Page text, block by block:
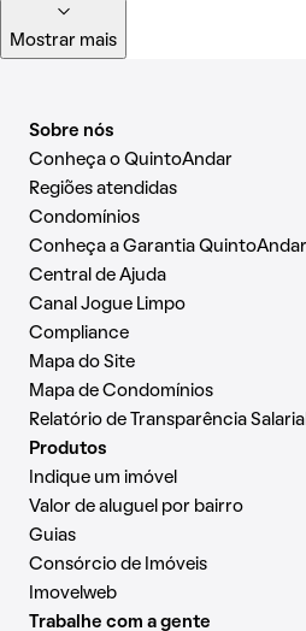
Mostrar mais
Sobre nós
Conheça o QuintoAndar
Regiões atendidas
Condomínios
Conheça a Garantia QuintoAndar
Central de Ajuda
Canal Jogue Limpo
Compliance
Mapa do Site
Mapa de Condomínios
Relatório de Transparência Salarial
Produtos
Indique um imóvel
Valor de aluguel por bairro
Guias
Consórcio de Imóveis
Imovelweb
Trabalhe com a gente